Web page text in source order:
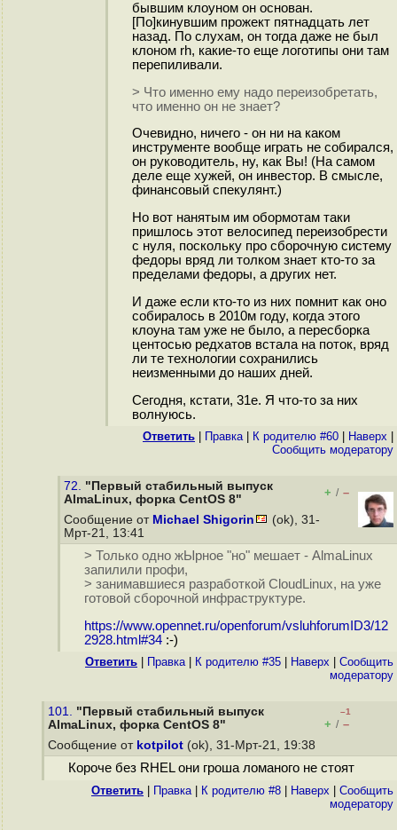
бывшим клоуном он основан.
[По]кинувшим прожект пятнадцать лет
назад. По слухам, он тогда даже не был
клоном rh, какие-то еще логотипы они там
перепиливали.
> Что именно ему надо переизобретать,
что именно он не знает?
Очевидно, ничего - он ни на каком
инструменте вообще играть не собирался,
он руководитель, ну, как Вы! (На самом
деле еще хужей, он инвестор. В смысле,
финансовый спекулянт.)
Но вот нанятым им обормотам таки
пришлось этот велосипед переизобрести
с нуля, поскольку про сборочную систему
федоры вряд ли толком знает кто-то за
пределами федоры, а других нет.
И даже если кто-то из них помнит как оно
собиралось в 2010м году, когда этого
клоуна там уже не было, а пересборка
центосью редхатов встала на поток, вряд
ли те технологии сохранились
неизменными до наших дней.
Сегодня, кстати, 31е. Я что-то за них
волнуюсь.
Ответить Правка| К родителю #60 Наверх
Cообщить модератору
72. "Первый стабильный выпуск
AlmaLinux, форка CentOS 8"
+ / –
Сообщение от Michael Shigorin
(ok), 31-
Мрт-21, 13:41
> Только одно жЫрное "но" мешает - AlmaLinux
запилили профи,
> занимавшиеся разработкой CloudLinux, на уже
готовой сборочной инфраструктуре.
https://www.opennet.ru/openforum/vsluhforumID3/12
2928.html#34:-)
Ответить Правка| К родителю #35 Наверх
Cообщить
модератору
101. "Первый стабильный выпуск
AlmaLinux, форка CentOS 8"
–1
+ / –
Сообщение от kotpilot (ok), 31-Мрт-21, 19:38
Короче без RHEL они гроша ломаного не стоят
Ответить Правка| К родителю #8 Наверх
Cообщить
модератору